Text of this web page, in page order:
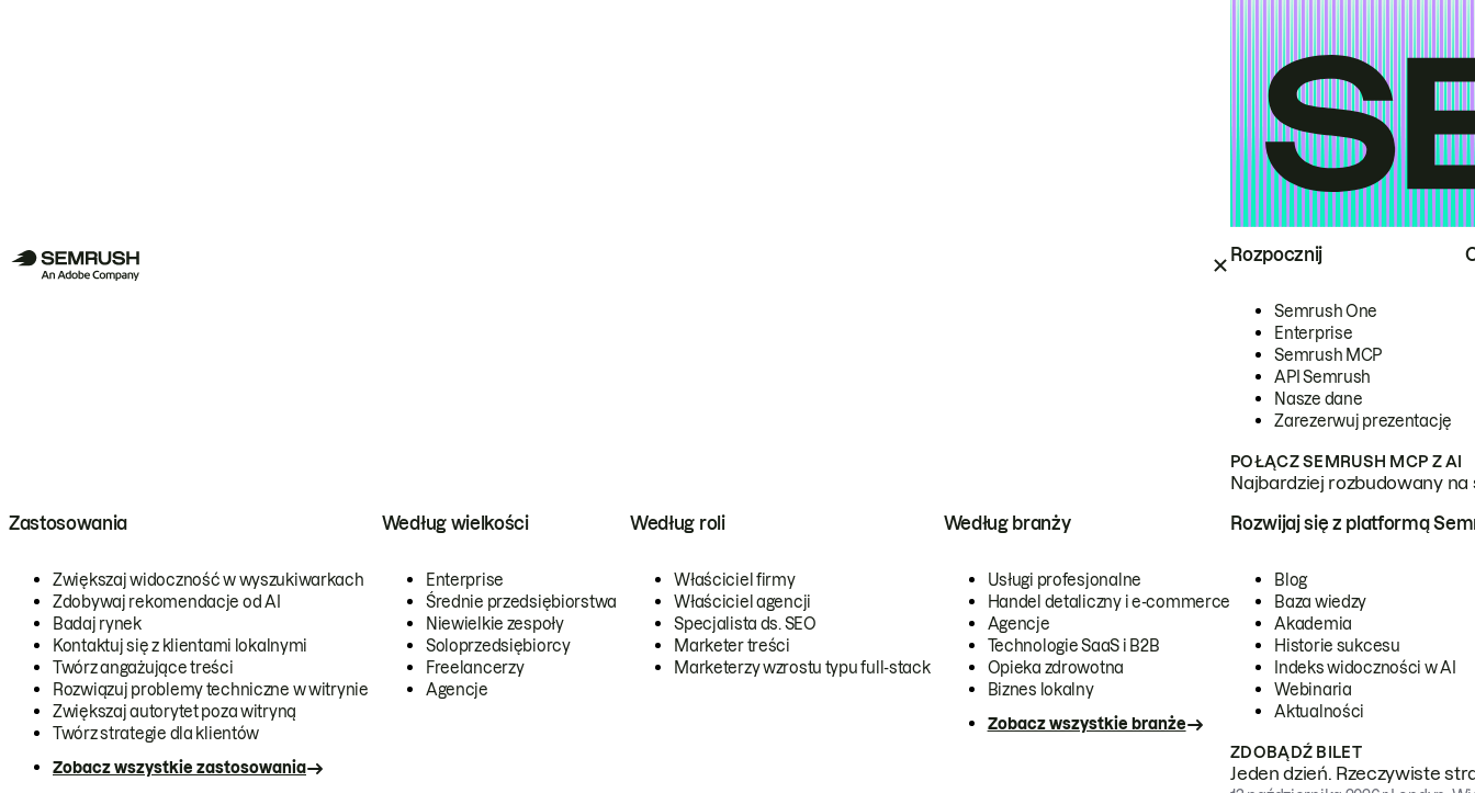
Rozpocznij
Semrush One
Enterprise
Semrush MCP
API Semrush
Nasze dane
Zarezerwuj prezentację
POŁĄCZ SEMRUSH MCP Z AI
Najbardziej rozbudowany
Zastosowania
Zwiększaj widoczność w wyszukiwarkach
Zdobywaj rekomendacje od AI
Badaj rynek
Kontaktuj się z klientami lokalnymi
Twórz angażujące treści
Rozwiązuj problemy techniczne w witrynie
Zwiększaj autorytet poza witryną
Twórz strategie dla klientów
Zobacz wszystkie zastosowania
Według wielkości
Enterprise
Średnie przedsiębiorstwa
Niewielkie zespoły
Soloprzedsiębiorcy
Freelancerzy
Agencje
Według roli
Właściciel firmy
Właściciel agencji
Specjalista ds. SEO
Marketer treści
Marketerzy wzrostu typu full-stack
Według branży
Usługi profesjonalne
Handel detaliczny i e-commerce
Agencje
Technologie SaaS i B2B
Opieka zdrowotna
Biznes lokalny
Zobacz wszystkie branże
Rozwijaj się z platformą
Blog
Baza wiedzy
Akademia
Historie sukcesu
Indeks widoczności w AI
Webinaria
Aktualności
ZDOBĄDŹ BILET
Jeden dzień. Rzeczywiste